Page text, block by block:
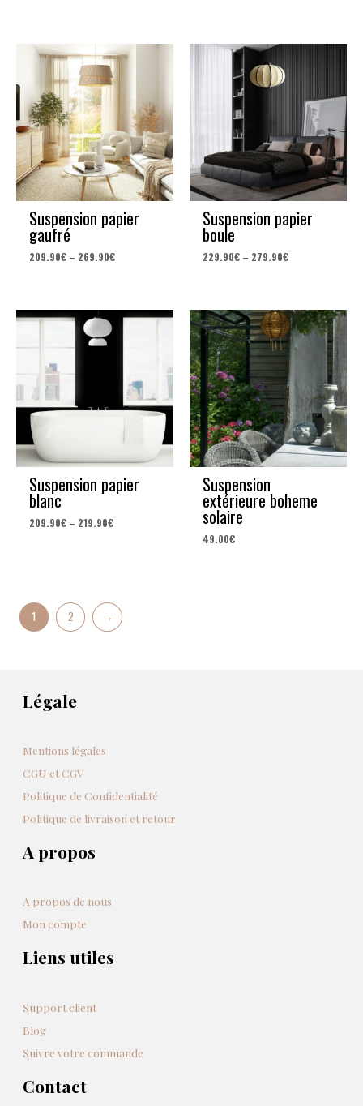
Suspension papier
gaufré
209.90€ – 269.90€
Suspension papier
boule
229.90€ – 279.90€
Suspension papier
blanc
209.90€ – 219.90€
Suspension
extérieure boheme
solaire
49.00€
1 2 →
Légale
Mentions légales
CGU et CGV
Politique de Confidentialité
Politique de livraison et retour
A propos
A propos de nous
Mon compte
Liens utiles
Support client
Blog
Suivre votre commande
Contact